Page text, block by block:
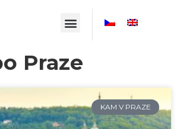
Praze
KAM V PRAZE